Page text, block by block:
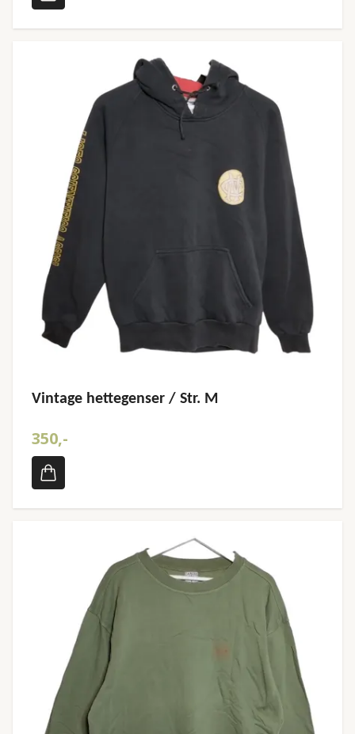
Vintage hettegenser / Str. M
350,-